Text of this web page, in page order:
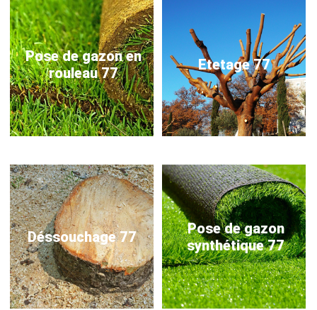
Pose de gazon en
rouleau 77
Etetage 77
Déssouchage 77
Pose de gazon
synthétique 77